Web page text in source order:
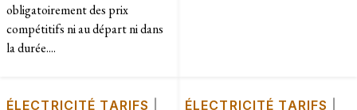
obligatoirement des prix
compétitifs ni au départ ni dans
la durée....
ÉLECTRICITÉ TARIFS ÉLECTRICITÉ TARIFS